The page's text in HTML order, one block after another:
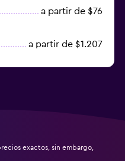
a partir de $76
a partir de $1.207
exactos, sin embargo,